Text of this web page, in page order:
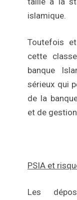
islamique.
Toutefois
cette
banque
sérieux qui
de la
et de
PSIA et
Les